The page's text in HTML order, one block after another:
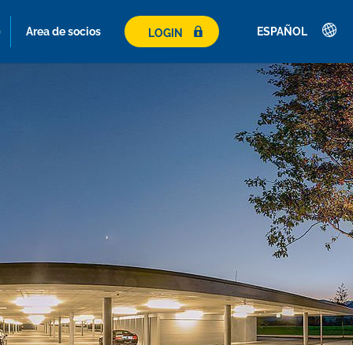
ESPAÑOL
Deutsch
English
Français
Italiano
Español
Polski
Česky
Magyar
Hrvatski
Română
LOGIN
Area de socios